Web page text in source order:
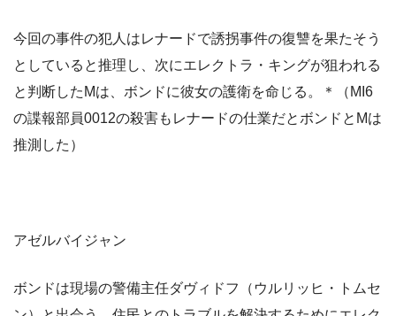
今回の事件の犯人はレナードで誘拐事件の復讐を果たそう
としていると推理し、次にエレクトラ・キングが狙われる
と判断したMは、ボンドに彼女の護衛を命じる。＊（MI6
の諜報部員0012の殺害もレナードの仕業だとボンドとMは
推測した）
アゼルバイジャン
ボンドは現場の警備主任ダヴィドフ（ウルリッヒ・トムセ